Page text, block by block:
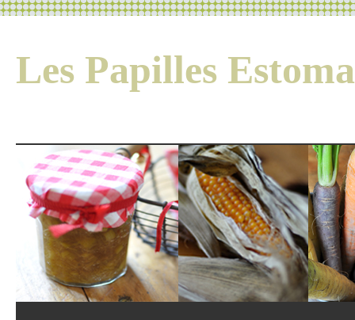
Les Papilles